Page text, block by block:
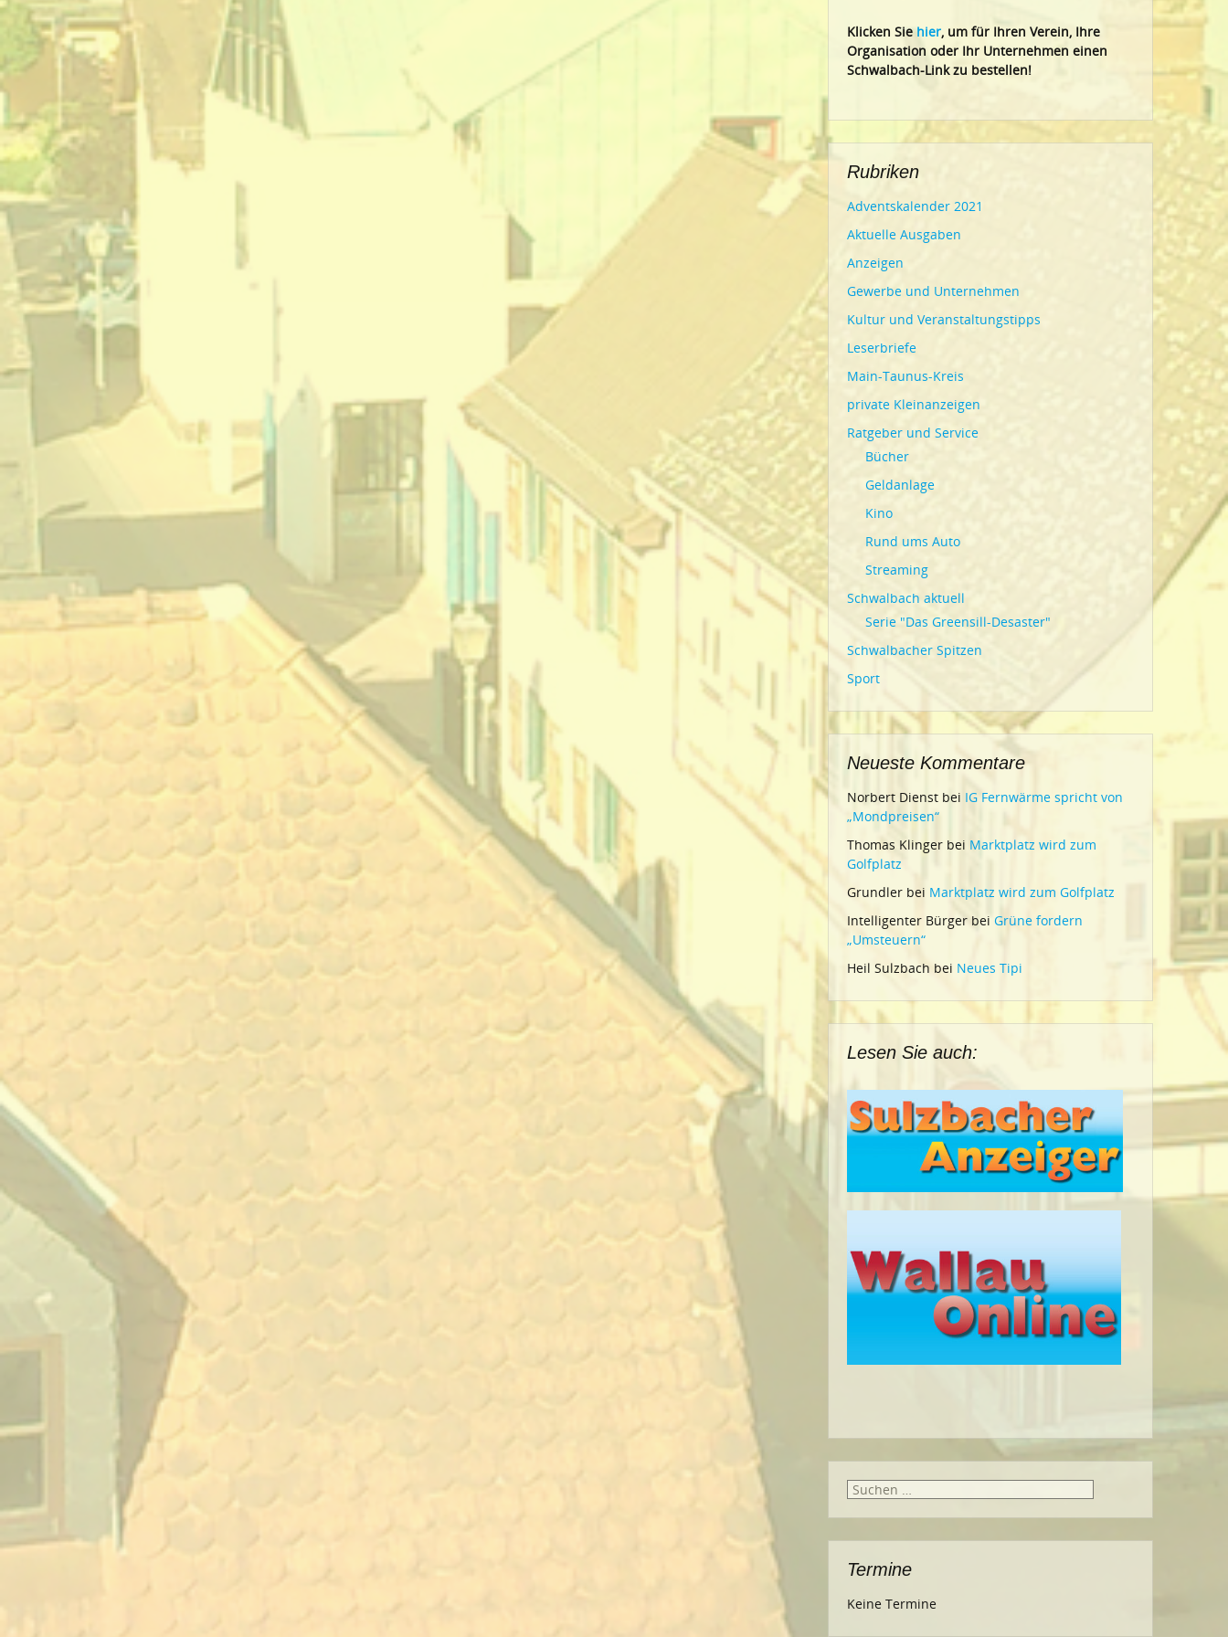
Klicken Siehier, um für Ihren Verein, Ihre
Organisation oder Ihr Unternehmen einen
Schwalbach-Link zu bestellen!
Rubriken
Adventskalender 2021
Aktuelle Ausgaben
Anzeigen
Gewerbe und Unternehmen
Kultur und Veranstaltungstipps
Leserbriefe
Main-Taunus-Kreis
private Kleinanzeigen
Ratgeber und Service
Bücher
Geldanlage
Kino
Rund ums Auto
Streaming
Schwalbach aktuell
Serie "Das Greensill-Desaster"
Schwalbacher Spitzen
Sport
Neueste Kommentare
Norbert Dienst bei IG Fernwärme spricht von
„Mondpreisen“
Thomas Klinger bei Marktplatz wird zum
Golfplatz
Grundler bei Marktplatz wird zum Golfplatz
Intelligenter Bürger bei Grüne fordern
„Umsteuern“
Heil Sulzbach bei Neues Tipi
Lesen Sie auch:
Suche
Termine
Keine Termine